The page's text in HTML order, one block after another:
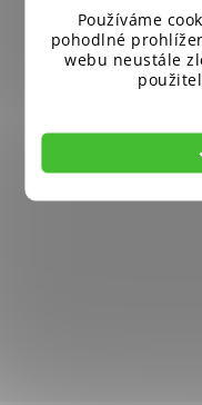
Používáme
pohodlné
webu neustále